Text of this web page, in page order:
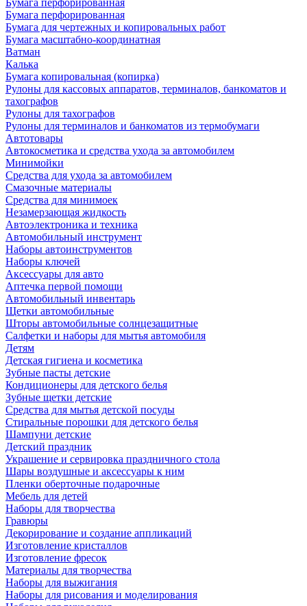
Бумага перфорированная
Бумага перфорированная
Бумага для чертежных и копировальных работ
Бумага масштабно-координатная
Ватман
Калька
Бумага копировальная (копирка)
Рулоны для кассовых аппаратов, терминалов, банкоматов и
тахографов
Рулоны для тахографов
Рулоны для терминалов и банкоматов из термобумаги
Автотовары
Автокосметика и средства ухода за автомобилем
Минимойки
Средства для ухода за автомобилем
Смазочные материалы
Средства для минимоек
Незамерзающая жидкость
Автоэлектроника и техника
Автомобильный инструмент
Наборы автоинструментов
Наборы ключей
Аксессуары для авто
Аптечка первой помощи
Автомобильный инвентарь
Щетки автомобильные
Шторы автомобильные солнцезащитные
Салфетки и наборы для мытья автомобиля
Детям
Детская гигиена и косметика
Зубные пасты детские
Кондиционеры для детского белья
Зубные щетки детские
Средства для мытья детской посуды
Стиральные порошки для детского белья
Шампуни детские
Детский праздник
Украшение и сервировка праздничного стола
Шары воздушные и аксессуары к ним
Пленки оберточные подарочные
Мебель для детей
Наборы для творчества
Гравюры
Декорирование и создание аппликаций
Изготовление кристаллов
Изготовление фресок
Материалы для творчества
Наборы для выжигания
Наборы для рисования и моделирования